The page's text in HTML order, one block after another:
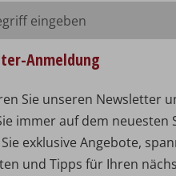
Anmeldung
Sie unseren Newsletter
immer auf dem neuesten
exklusive Angebote,
und Tipps für Ihren